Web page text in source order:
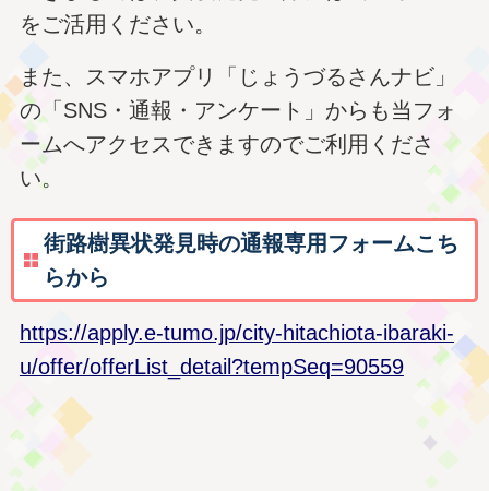
をご活用ください。
また、スマホアプリ「じょうづるさんナビ」
の「SNS・通報・アンケート」からも当フォ
ームへアクセスできますのでご利用くださ
い。
街路樹異状発見時の通報専用フォームこち
らから
https://apply.e-tumo.jp/city-hitachiota-ibaraki-
u/offer/offerList_detail?tempSeq=90559